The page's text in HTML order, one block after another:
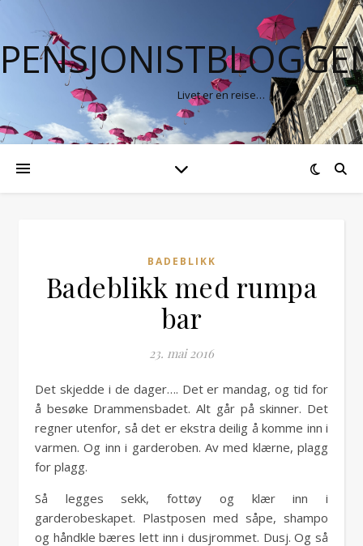
Livet er en reise…
BADEBLIKK
Badeblikk med rumpa
bar
23. mai 2016
Det skjedde i de dager…. Det er mandag, og tid for
å besøke Drammensbadet. Alt går på skinner. Det
regner utenfor, så det er ekstra deilig å komme inn i
varmen. Og inn i garderoben. Av med klærne, plagg
for plagg.
Så legges sekk, fottøy og klær inn i
garderobeskapet. Plastposen med såpe, shampo
og håndkle bæres lett inn i dusjrommet. Dusj. Og så